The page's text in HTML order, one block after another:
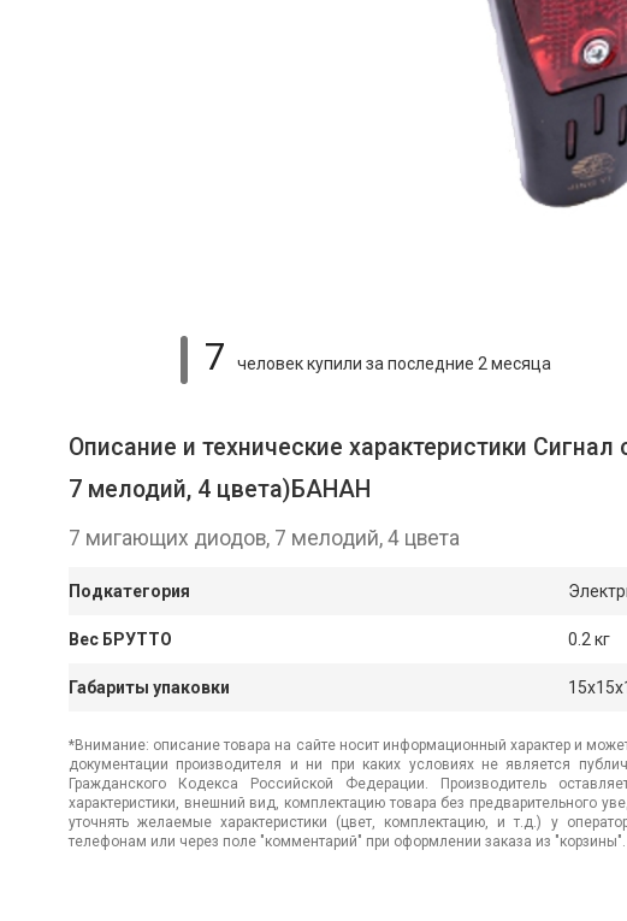
7 человек купили за последние 2 месяца
Описание и технические характеристики
7 мелодий, 4 цвета)БАНАН
7 мигающих диодов, 7 мелодий, 4 цвета
Подкатегория
Вес БРУТТО 0.2 кг
Габариты упаковки
*Внимание: описание товара на сайте носит информационный характер и
документации производителя и ни при каких условиях не является
Гражданского Кодекса Российской Федерации. Производитель
характеристики, внешний вид, комплектацию товара без предварительного
уточнять желаемые характеристики (цвет, комплектацию, и т.д.) у
телефонам или через поле "комментарий" при оформлении заказа из "корзины".